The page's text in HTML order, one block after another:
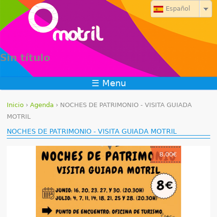
Jump to navigation
Sin título
Español
☰ Menu
S
e
Inicio ›Agenda › NOCHES DE PATRIMONIO - VISITA GUIADA
MOTRIL
NOCHES DE PATRIMONIO - VISITA GUIADA MOTRIL
8.00€